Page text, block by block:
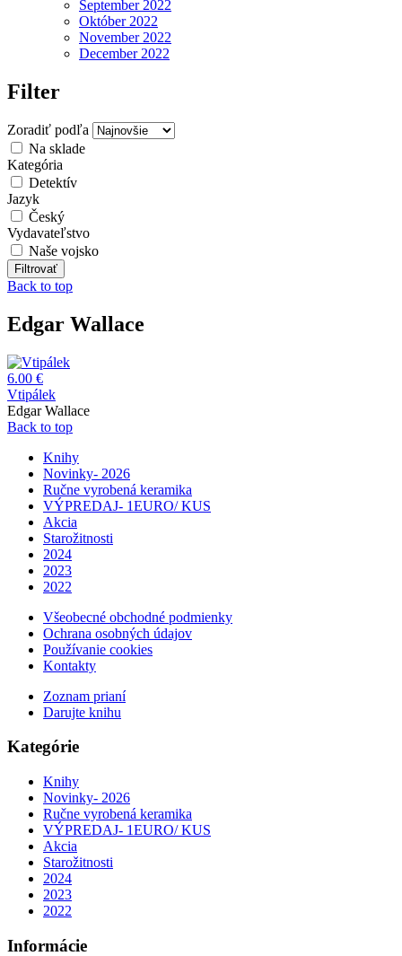
September 2022
Október 2022
November 2022
December 2022
Filter
Zoradiť podľa
Na sklade
Kategória
Detektív
Jazyk
Český
Vydavateľstvo
Naše vojsko
Back to top
Edgar Wallace
6.00 €
Vtipálek
Edgar Wallace
Back to top
Knihy
Novinky- 2026
Ručne vyrobená keramika
VÝPREDAJ- 1EURO/ KUS
Akcia
Starožitnosti
2024
2023
2022
Všeobecné obchodné podmienky
Ochrana osobných údajov
Používanie cookies
Kontakty
Zoznam prianí
Darujte knihu
Kategórie
Knihy
Novinky- 2026
Ručne vyrobená keramika
VÝPREDAJ- 1EURO/ KUS
Akcia
Starožitnosti
2024
2023
2022
Informácie